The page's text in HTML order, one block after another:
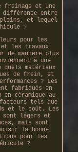
freinage et une
différence entre
et lequel
?
pour les
et les travaux
de manière plus
à une
quels matériaux
de frein, et
? Les
fabriqués en
céramique au
tels que
et le coût. Les
sont légers et
mais sont
la bonne
pour les
?